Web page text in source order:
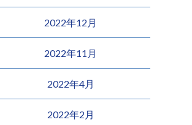
2022年12月
2022年11月
2022年4月
2022年2月